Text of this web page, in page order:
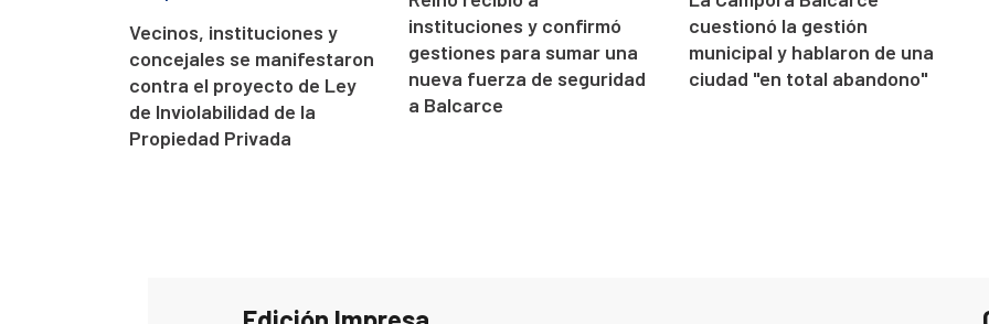
Vecinos, instituciones y
concejales se manifestaron
contra el proyecto de Ley
de Inviolabilidad de la
Propiedad Privada
instituciones y confirmó
gestiones para sumar una
nueva fuerza de seguridad
a Balcarce
cuestionó la gestión
municipal y hablaron de una
ciudad "en total abandono"